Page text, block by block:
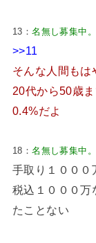
13：名無し募集中。
>>11
そんな人間もは
20代から50歳
0.4%だよ
18：名無し募集中。
手取り１０００
税込１０００万
たことない